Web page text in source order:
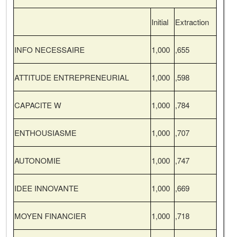
Initial Extraction
INFO NECESSAIRE 1,000 ,655
ATTITUDE ENTREPRENEURIAL 1,000 ,598
CAPACITE W 1,000 ,784
ENTHOUSIASME 1,000 ,707
AUTONOMIE 1,000 ,747
IDEE INNOVANTE 1,000 ,669
MOYEN FINANCIER 1,000 ,718